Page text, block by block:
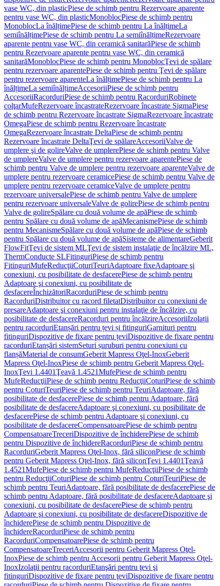
vase WC, din plasticPiese de schimb pentru Rezervoare aparente
pentru vase WC, din plasticMonoblocPiese de schimb pentru
MonoblocLa înălțimePiese de schimb pentru La înălțimeLa
semiînălțimePiese de schimb pentru La semiînălțimeRezervoare
aparente pentru vase WC, din ceramică sanitarăPiese de schimb
pentru Rezervoare aparente pentru vase WC, din ceramică
sanitarăMonoblocPiese de schimb pentru MonoblocŢevi de spălare
pentru rezervoare aparentePiese de schimb pentru Ţevi de spălare
pentru rezervoare aparenteLa înălțimePiese de schimb pentru La
înălțimeLa semiînălțimeAccesoriiPiese de schimb pentru
AccesoriiRacorduriPiese de schimb pentru RacorduriRobinete
colţarMufeRezervoare încastrateRezervoare încastrate SigmaPiese
de schimb pentru Rezervoare încastrate SigmaRezervoare încastrate
OmegaPiese de schimb pentru Rezervoare încastrate
OmegaRezervoare încastrate DeltaPiese de schimb pentru
Rezervoare încastrate DeltaŢevi de spălareAccesoriiValve de
umplere şi de golireValve de umplerePiese de schimb pentru Valve
de umplereValve de umplere pentru rezervoare aparentePiese de
schimb pentru Valve de umplere pentru rezervoare aparenteValve de
umplere pentru rezervoare ceramicePiese de schimb pentru Valve de
umplere pentru rezervoare ceramiceValve de umplere pentru
rezervoare universalePiese de schimb pentru Valve de umplere
pentru rezervoare universaleValve de golirePiese de schimb pentru
Valve de golireSpălare cu două volume de apăPiese de schimb
pentru Spălare cu două volume de apăMecanismePiese de schimb
pentru MecanismeSpălare cu două volume de apăPiese de schimb
pentru Spălare cu două volume de apăSisteme de alimentareGeberit
FlowFitŢevi de sistem MLŢevi de sistem instalaţie de încălzire ML,
ThermConducte SLFitinguriPiese de schimb pentru
FitinguriMufeReducţiiCoturiTeuriAdaptoare fixeAdaptoare şi
conexiuni, cu posibilitate de desfacerePiese de schimb pentru
Adaptoare şi conexiuni, cu posibilitate de
desfacereÎnchizătoriRacorduriPiese de schimb pentru
RacorduriDistribuitor cu racord filetatDistribuitor cu conexiuni de
presareAdaptoare şi conexiuni pentru instalaţie de încălzire, cu
posibilitate de desfacereRacorduri pentru încălzireAccesoriiIzolații
pentru racorduriEtanșări pentru țevi și fitinguriGarnituri pentru
fitinguriDispozitive de fixare pentru țeviDispozitive de fixare pentru
racorduriEtanșări sistemSeturi șuruburi pentru conexiuni cu
flanșăMaterial de consumGeberit Mapress Oţel-InoxGeberit
Mapress Oţel-InoxPiese de schimb pentru Geberit Mapress Oţel-
InoxŢevi 1.4401Ţeavă 1.4521MufePiese de schimb pentru
MufeReducţiiPiese de schimb pentru ReducţiiCoturiPiese de schimb
pentru CoturiTeuriPiese de schimb pentru TeuriAdaptoare, fără
posibilitate de desfacerePiese de schimb pentru Adaptoare, fără
posibilitate de desfacereAdaptoare şi conexiuni, cu posibilitate de
desfacerePiese de schimb pentru Adaptoare şi conexiuni, cu
posibilitate de desfacereCompensatoarePiese de schimb pentru
CompensatoareTreceriDispozitive de închiderePiese de schimb
pentru Dispozitive de închidereRacorduriPiese de schimb pentru
RacorduriGeberit Mapress Oţel-Inox, fără siliconPiese de schimb
pentru Geberit Mapress Oţel-Inox, fără siliconŢevi 1.4401Ţeavă
1.4521MufePiese de schimb pentru MufeReducţiiPiese de schimb
pentru ReducţiiCoturiPiese de schimb pentru CoturiTeuriPiese de
schimb pentru TeuriAdaptoare, fără posibilitate de desfacerePiese de
schimb pentru Adaptoare, fără posibilitate de desfacereAdaptoare şi
conexiuni, cu posibilitate de desfacerePiese de schimb pentru
Adaptoare şi conexiuni, cu posibilitate de desfacereDispozitive de
închiderePiese de schimb pentru Dispozitive de
închidereRacorduriPiese de schimb pentru
RacorduriCompensatoarePiese de schimb pentru
CompensatoareTreceriAccesorii pentru Geberit Mapress Oţel-
InoxPiese de schimb pentru Accesorii pentru Geberit Mapress Oţel-
InoxIzolaţii pentru racorduriEtanşări pentru ţevi şi
fitinguriDispozitive de fixare pentru ţeviDispozitive de fixare pentru